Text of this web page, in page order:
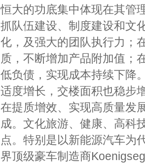
恒大的功底集中体现在其管
抓队伍建设、制度建设和文
化，及强大的团队执行力；
质，不断增加产品附加值；
低负债，实现成本持续下降
适度增长，交楼面积也稳步
在提质增效、实现高质量发
成。文化旅游、健康、高科
点。特别是以新能源汽车为
界顶级豪车制造商